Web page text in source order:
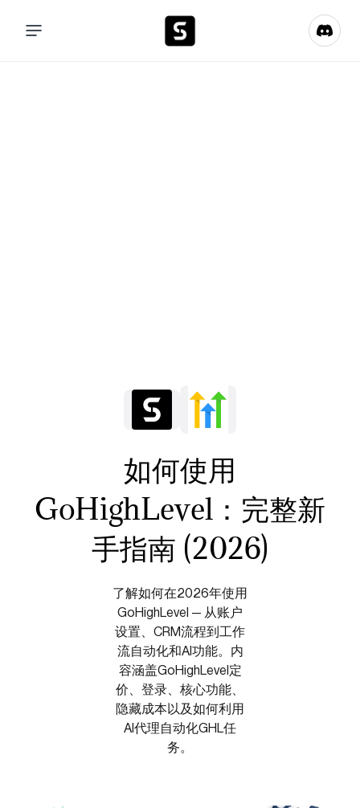
如何使用
GoHighLevel：完整新
手指南 (2026)
了解如何在2026年使用
GoHighLevel — 从账户
设置、CRM流程到工作
流自动化和AI功能。内
容涵盖GoHighLevel定
价、登录、核心功能、
隐藏成本以及如何利用
AI代理自动化GHL任
务。